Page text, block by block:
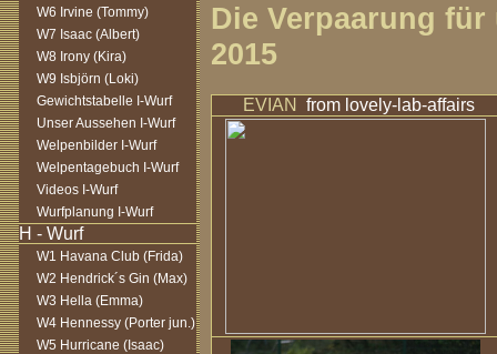
W6 Irvine (Tommy)
W7 Isaac (Albert)
W8 Irony (Kira)
W9 Isbjörn (Loki)
Gewichtstabelle I-Wurf
Unser Aussehen I-Wurf
Welpenbilder I-Wurf
Welpentagebuch I-Wurf
Videos I-Wurf
Wurfplanung I-Wurf
W1 Havana Club (Frida)
W2 Hendrick´s Gin (Max)
W3 Hella (Emma)
W4 Hennessy (Porter jun.)
W5 Hurricane (Isaac)
Die Verpaarung
2015
EVIAN from lovely-lab-affairs